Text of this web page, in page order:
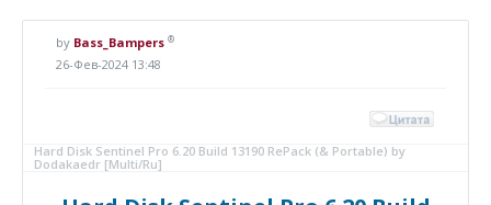
by Bass_Bampers ®
26-Фев-2024 13:48
Hard Disk Sentinel Pro 6.20 Build 13190 RePack (& Portable) by
Dodakaedr [Multi/Ru]